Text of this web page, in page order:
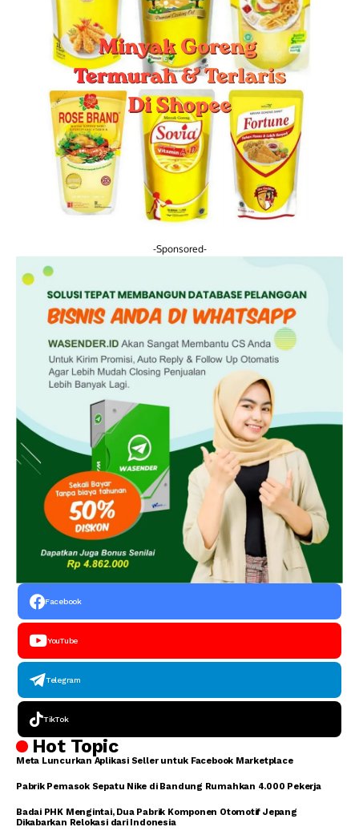
-Sponsored-
Facebook
YouTube
Telegram
TikTok
Hot Topic
Meta Luncurkan Aplikasi Seller untuk Facebook Marketplace
Pabrik Pemasok Sepatu Nike di Bandung Rumahkan 4.000 Pekerja
Badai PHK Mengintai, Dua Pabrik Komponen Otomotif Jepang
Dikabarkan Relokasi dari Indonesia